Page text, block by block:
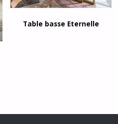
Table basse Eternelle